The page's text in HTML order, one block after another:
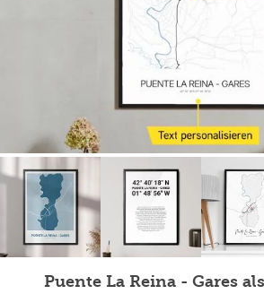
Puente La Reina - Gares